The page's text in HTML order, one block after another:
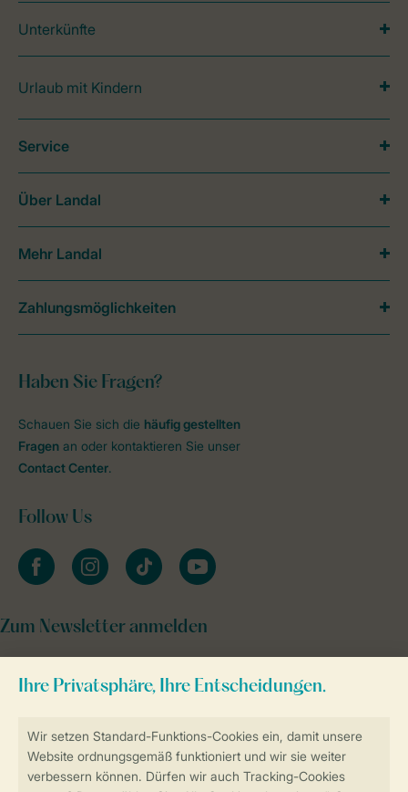
Sicher und schnell zur Online-Buchung
Unterkünfte
Urlaub mit Kindern
Haben Sie Fragen?
Schauen Sie sich die häufig gestellten
Fragen an oder kontaktieren Sie unser
Contact Center.
Follow Us
facebookinstagramtiktok youtube
Zum Newsletter anmelden
Service
Über Landal
Mehr Landal
Zahlungsmöglichkeiten